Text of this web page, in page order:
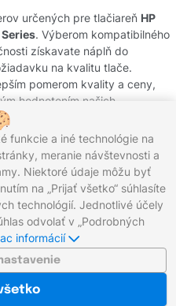
určených pre tlačiareň HP
. Výberom kompatibilného
získavate náplň do
na kvalitu tlače.
pomerom kvality a ceny,
hodnotením našich
výrobcov
pôvodu. Potrebujete
tlačiarne, kontaktujte náš
Pracovné dni 8:00 - 16:30
©2026 gigaprint.sk
verziu
funkcie a iné technológie na
meranie návštevnosti a
Niektoré údaje môžu byť
na „Prijať všetko“ súhlasíte
technológií. Jednotlivé účely
odvolať v „Podrobných
informácií